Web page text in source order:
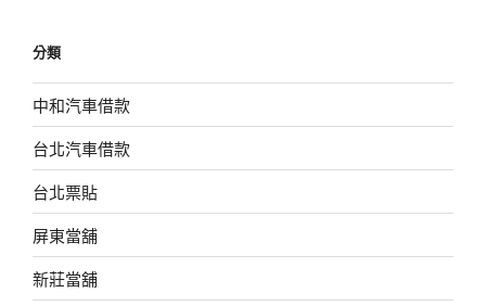
分類
中和汽車借款
台北汽車借款
台北票貼
屏東當舖
新莊當舖